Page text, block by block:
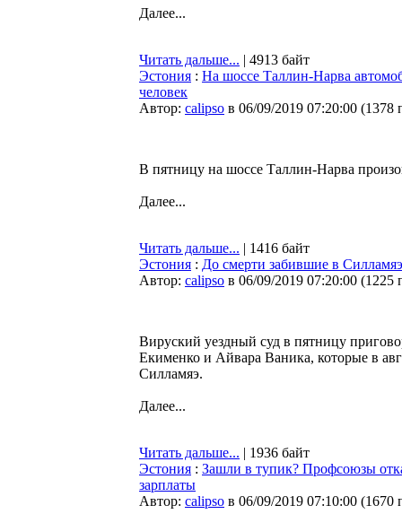
Далее...
Читать дальше... | 4913 байт
Эстония : На шоссе Таллин-Нарва
человек
Автор: calipso в 06/09/2019 07:20:00 (1378
В пятницу на шоссе Таллин-Нарва
Далее...
Читать дальше... | 1416 байт
Эстония : До смерти забившие в
Автор: calipso в 06/09/2019 07:20:00 (1225
Вируский уездный суд в пятницу
Екименко и Айвара Ваника, которые в
Силламяэ.
Далее...
Читать дальше... | 1936 байт
Эстония : Зашли в тупик? Профсоюзы
зарплаты
Автор: calipso в 06/09/2019 07:10:00 (1670